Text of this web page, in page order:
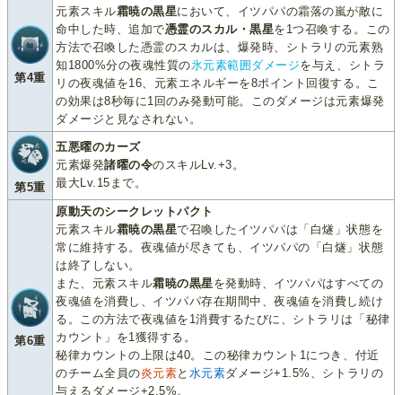
第4重
元素スキル霜暁の黒星において、イツパパの霜落の嵐が敵に
命中した時、追加で憑霊のスカル・黒星を1つ召喚する。この
方法で召喚した憑霊のスカルは、爆発時、シトラリの元素熟
知1800%分の夜魂性質の氷元素範囲ダメージを与え、シトラ
リの夜魂値を16、元素エネルギーを8ポイント回復する。こ
の効果は8秒毎に1回のみ発動可能。このダメージは元素爆発
ダメージと見なされない。
第5重
五悪曜のカーズ
元素爆発諸曜の令のスキルLv.+3。
最大Lv.15まで。
第6重
原動天のシークレットパクト
元素スキル霜暁の黒星で召喚したイツパパは「白燧」状態を
常に維持する。夜魂値が尽きても、イツパパの「白燧」状態
は終了しない。
また、元素スキル霜暁の黒星 を発動時、イツパパはすべての
夜魂値を消費し、イツパパ存在期間中、夜魂値を消費し続け
る。この方法で夜魂値を1消費するたびに、シトラリは「秘律
カウント」を1獲得する。
秘律カウントの上限は40。この秘律カウント1につき、付近
のチーム全員の炎元素と 水元素ダメージ+1.5%、シトラリの
与えるダメージ+2.5%。